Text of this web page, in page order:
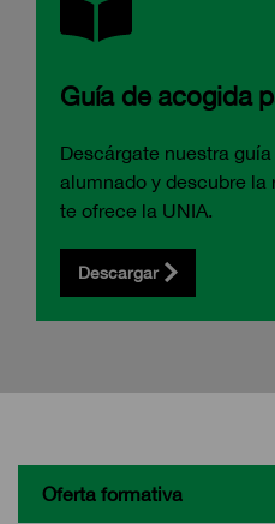
Guía de acogida
Descárgate nuestra
alumnado y descubre la
te ofrece la UNIA.
Descargar
Oferta formativa